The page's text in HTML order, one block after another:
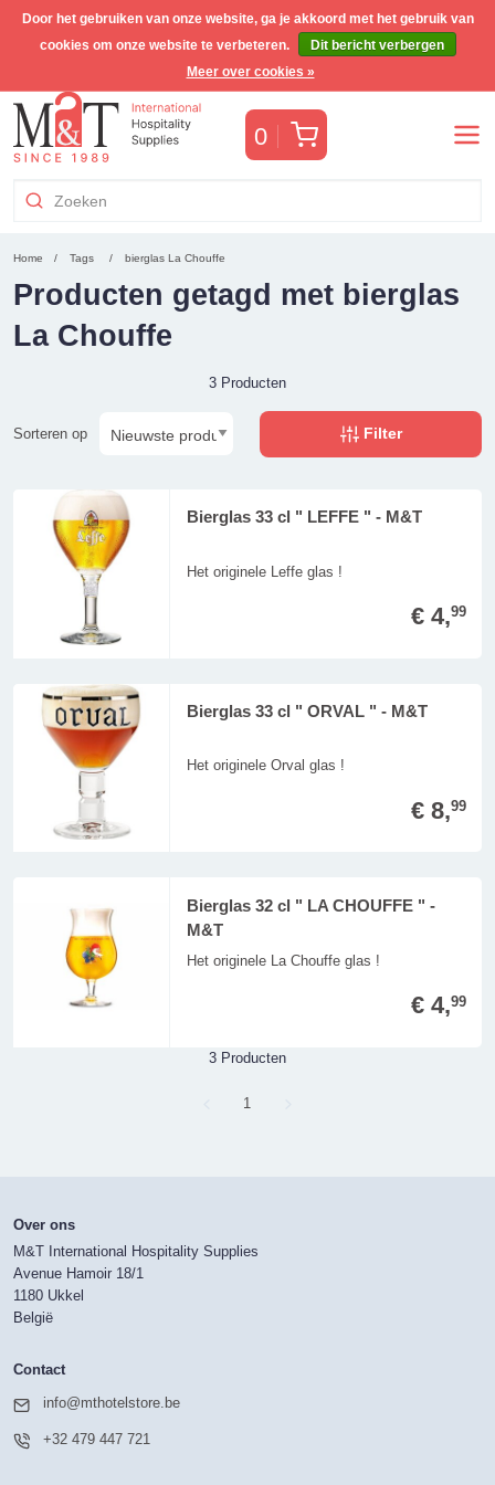
Gratis Benelux verzending voor orders >€255(incl. BTW)
0 Winkelwagen
Home Tags bierglas La Chouffe
Producten getagd met bierglas
La Chouffe
3 Producten
Sorteren op Filter
Bierglas 33 cl " LEFFE " - M&T
Het originele Leffe glas !
€ 4,99
Bierglas 33 cl " ORVAL " - M&T
Het originele Orval glas !
€ 8,99
Bierglas 32 cl " LA CHOUFFE " -
M&T
Het originele La Chouffe glas !
€ 4,99
3 Producten
Page
1
Over ons
M&T International Hospitality Supplies
Avenue Hamoir 18/1
1180 Ukkel
België
Contact
info@mthotelstore.be
+32 479 447 721
Door het gebruiken van onze website, ga je akkoord met het gebruik van
cookies om onze website te verbeteren.
Dit bericht verbergen
Meer over cookies »